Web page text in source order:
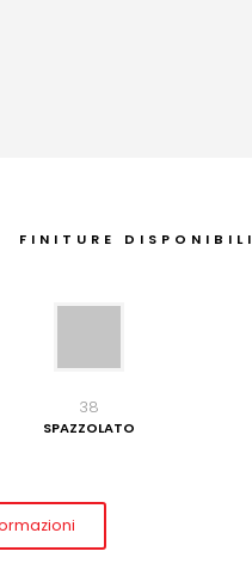
FINITURE DISPONIBILI
38
SPAZZOLATO